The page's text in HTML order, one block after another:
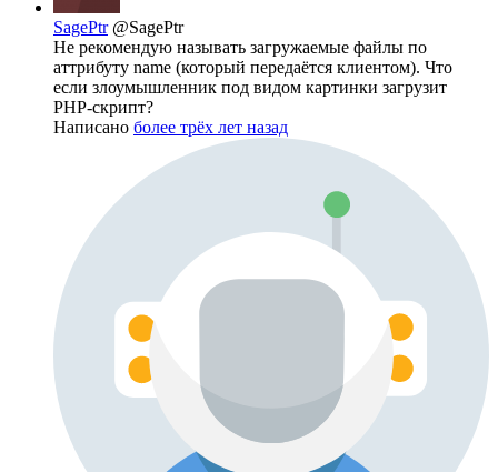
SagePtr @SagePtr
Не рекомендую называть загружаемые файлы по
аттрибуту name (который передаётся клиентом). Что
если злоумышленник под видом картинки загрузит
PHP-скрипт?
Написано более трёх лет назад